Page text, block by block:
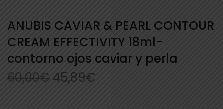
ANUBIS CAVIAR & PEARL CONTOUR
CREAM EFFECTIVITY 18ml-
contorno ojos caviar y perla
60,00€ 45,89€